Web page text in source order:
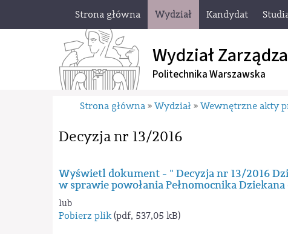
Strona główna Wydział Kandydat
Wydział
Politechnika Warszawska
Strona główna » Wydział » Wewnętrzne akty
Decyzja nr 13/2016
Wyświetl dokument - " Decyzja nr 13/2016
w sprawie powołania Pełnomocnika
lub
Pobierz plik(pdf, 537,05 kB)